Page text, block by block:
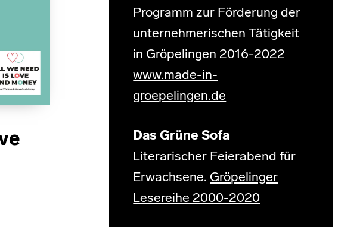
Programm zur Förderung der
unternehmerischen Tätigkeit
in Gröpelingen 2016-2022
www.made-in-
groepelingen.de
Das Grüne Sofa
Literarischer Feierabend für
Erwachsene. Gröpelinger
Lesereihe 2000-2020